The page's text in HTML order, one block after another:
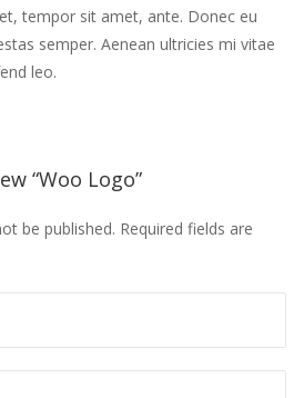
tempor sit amet, ante. Donec eu
semper. Aenean ultricies mi vitae
leo.
“Woo Logo”
be published. Required fields are